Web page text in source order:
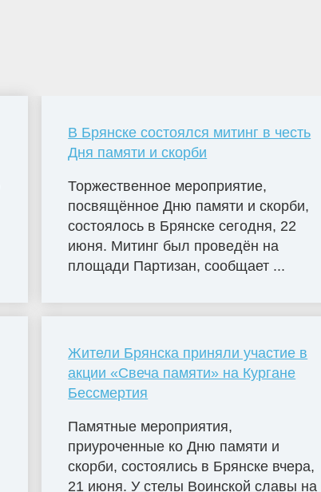
В Брянске состоялся митинг в честь
Дня памяти и скорби
Торжественное мероприятие,
посвящённое Дню памяти и скорби,
состоялось в Брянске сегодня, 22
июня. Митинг был проведён на
площади Партизан, сообщает ...
Жители Брянска приняли участие в
акции «Свеча памяти» на Кургане
Бессмертия
Памятные мероприятия,
приуроченные ко Дню памяти и
скорби, состоялись в Брянске вчера,
21 июня. У стелы Воинской славы на